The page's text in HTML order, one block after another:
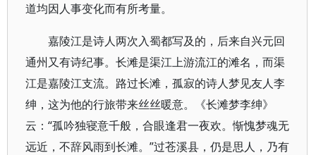
道均因人事变化而有所考量。
嘉陵江是诗人两次入蜀都写及的，后来自兴元回
通州又有诗纪事。长滩是渠江上游流江的滩名，而渠
江是嘉陵江支流。路过长滩，孤寂的诗人梦见友人李
绅，这为他的行旅带来丝丝暖意。《长滩梦李绅》
云：“孤吟独寝意千般，合眼逢君一夜欢。惭愧梦魂无
远近，不辞风雨到长滩。”过苍溪县，仍是思人，乃有